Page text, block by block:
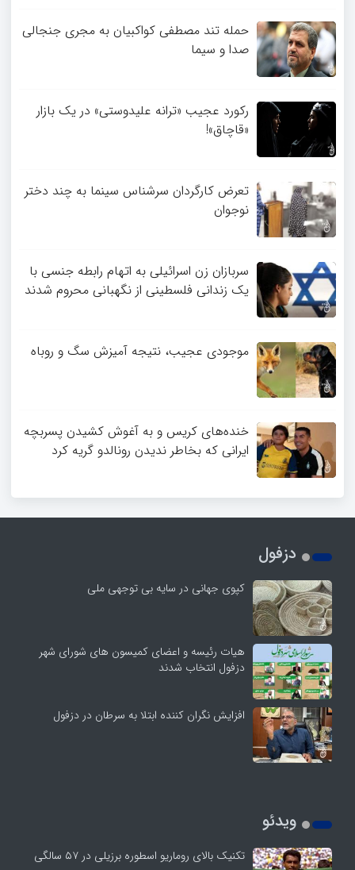
حمله تند مصطفی کواکبیان به مجری جنجالی
صدا و سیما
رکورد عجیب «ترانه علیدوستی» در یک بازار
«قاچاق»!
تعرض کارگردان سرشناس سینما به چند دختر
نوجوان
سربازان زن اسرائیلی به اتهام رابطه جنسی با
یک زندانی فلسطینی از نگهبانی محروم شدند
موجودی عجیب، نتیجه آمیزش سگ و روباه
خنده‌های کریس و به آغوش کشیدن پسربچه
ایرانی که بخاطر ندیدن رونالدو گریه کرد
دزفول
کپوی جهانی در سایه بی توجهی ملی
هیات رئیسه و اعضای کمیسون های شورای شهر
دزفول انتخاب شدند
افزایش نگران کننده ابتلا به سرطان در دزفول
ویدئو
تکنیک بالای روماریو اسطوره برزیلی در ۵۷ سالگی